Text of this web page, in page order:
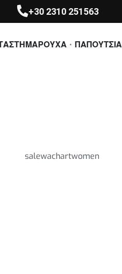
+30 2310 251563
ΡΟΥΧΑ ΠΑΠΟΥΤΣΙΑ